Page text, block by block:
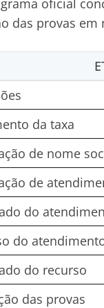
das provas
da taxa
de nome
de
do
do
do recurso
das provas